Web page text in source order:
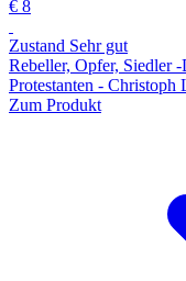
€ 8
Zustand Sehr gut
Rebeller, Opfer, Siedler
Protestanten - Christoph
Zum Produkt